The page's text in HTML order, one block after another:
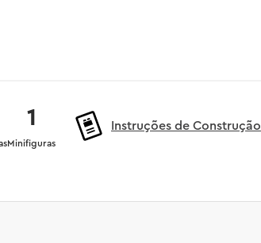
1
Minifiguras
Instruções de Construção